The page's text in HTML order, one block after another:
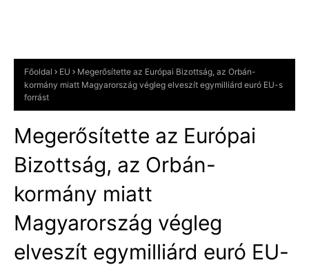
Főoldal EU
Megerősítette az Európai Bizottság, az Orbán-
kormány miatt Magyarország végleg elveszít egymilliárd euró EU-s
forrást
Megerősítette az Európai
Bizottság, az Orbán-
kormány miatt
Magyarország végleg
elveszít egymilliárd euró EU-